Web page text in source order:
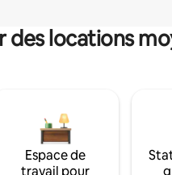
des locations
Espace de
travail pour